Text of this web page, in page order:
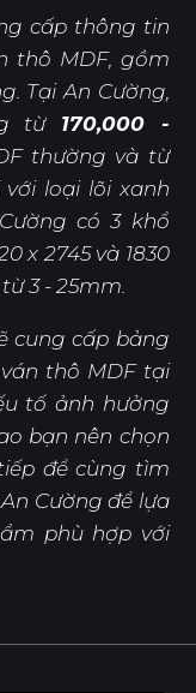
cấp thông tin
thô MDF, gồm
Tại An Cường,
từ 170,000 -
thường và từ
với loại lõi xanh
có 3 khổ
x 2745 và 1830
3 - 25mm.
cung cấp bảng
thô MDF tại
tố ảnh hưởng
bạn nên chọn
để cùng tìm
Cường để lựa
phù hợp với